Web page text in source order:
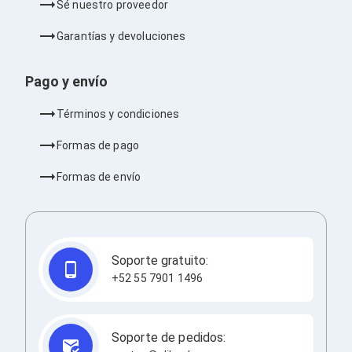
Barras de Sonido
Sonido para Centros de Entretenimiento
Home Theater
Proyección
Proyectores
Accesorios Proyectores
Soportes de Proyectores
Presentadores
Maletines para Proyectores
Pantallas de Proyección
Adaptadores de Red para Proyectores
Accesorios TV
Soportes para Pantallas
Controles Remoto
Reproductores para Transmisión Multimedia
Pantallas Comerciales
Pantallas Interactivas
Sé nuestro proveedor
Garantías y devoluciones
Pago y envío
Términos y condiciones
Formas de pago
Formas de envío
Soporte gratuito:
+52 55 7901 1496
Soporte de pedidos: